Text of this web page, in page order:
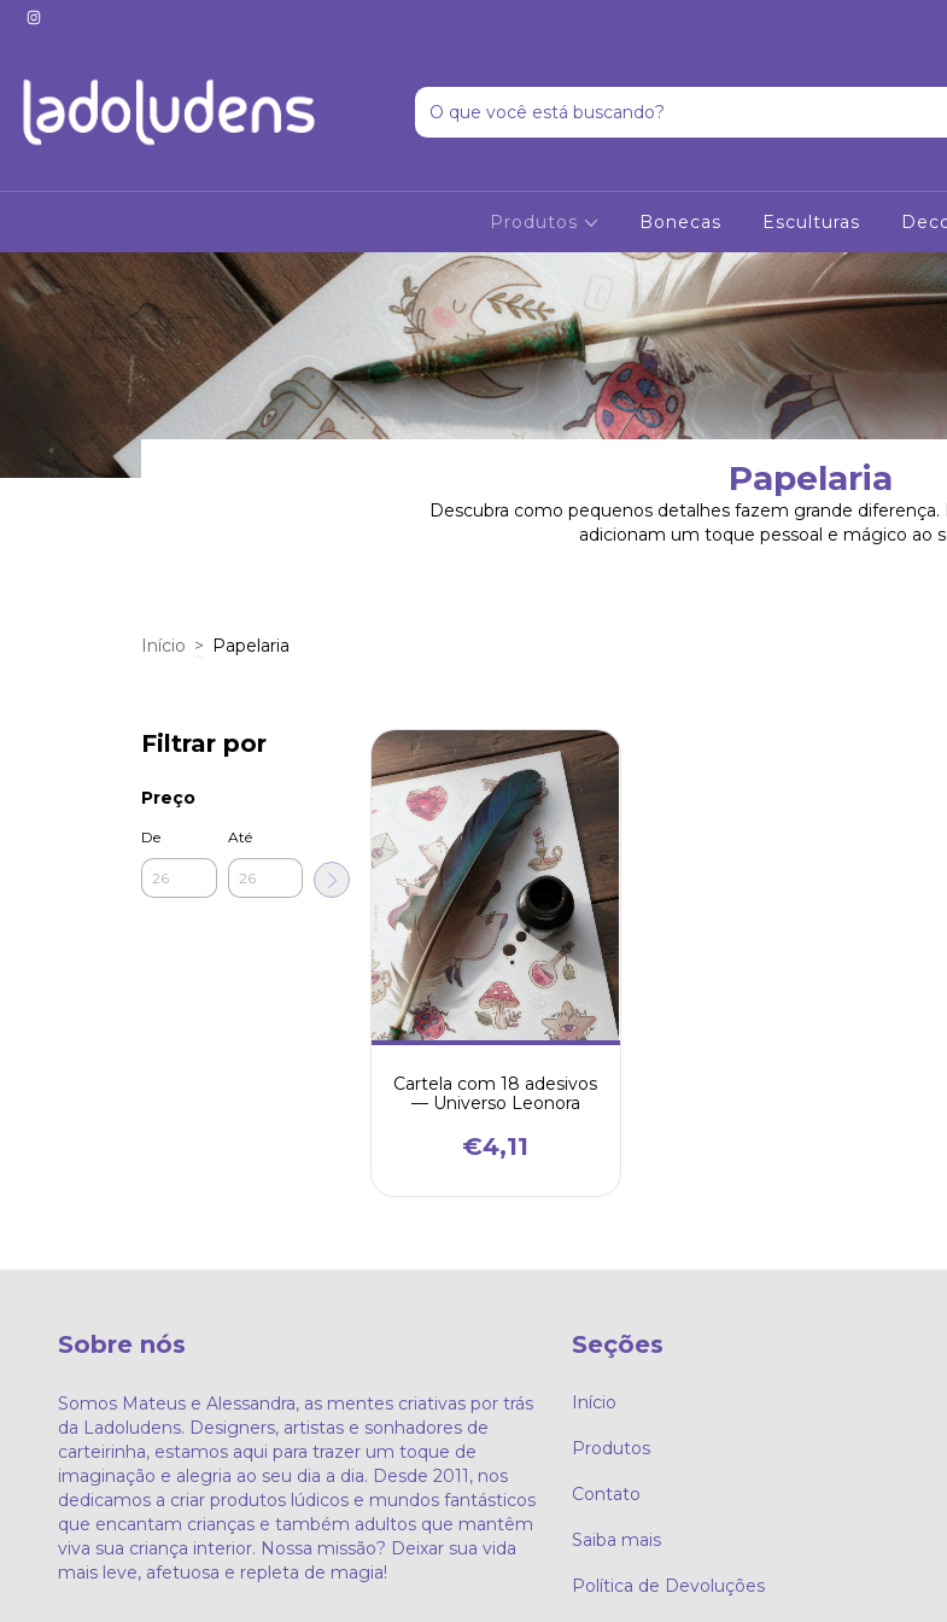
Produtos Bonecas Esculturas
Papelaria
Descubra como pequenos detalhes fazem grande diferença.
adicionam um toque pessoal e mágico ao
Início > Papelaria
Filtrar por
Preço
De Até
Cartela com 18 adesivos
— Universo Leonora
€4,11
Sobre nós
Somos Mateus e Alessandra, as mentes criativas por trás
da Ladoludens. Designers, artistas e sonhadores de
carteirinha, estamos aqui para trazer um toque de
imaginação e alegria ao seu dia a dia. Desde 2011, nos
dedicamos a criar produtos lúdicos e mundos fantásticos
que encantam crianças e também adultos que mantêm
viva sua criança interior. Nossa missão? Deixar sua vida
mais leve, afetuosa e repleta de magia!
Seções
Início
Produtos
Contato
Saiba mais
Política de Devoluções